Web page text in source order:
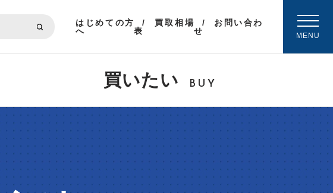
はじめての方
へ
買取相場
表
お問い合わ
せ
MENU
買いたい BUY